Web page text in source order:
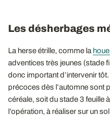
Les désherbages
La herse étrille, comme la
adventices très jeunes (stade
donc important d’intervenir
précoces dès l’automne sont
céréale, soit du stade 3 feuille
l’opération, à réaliser sur un